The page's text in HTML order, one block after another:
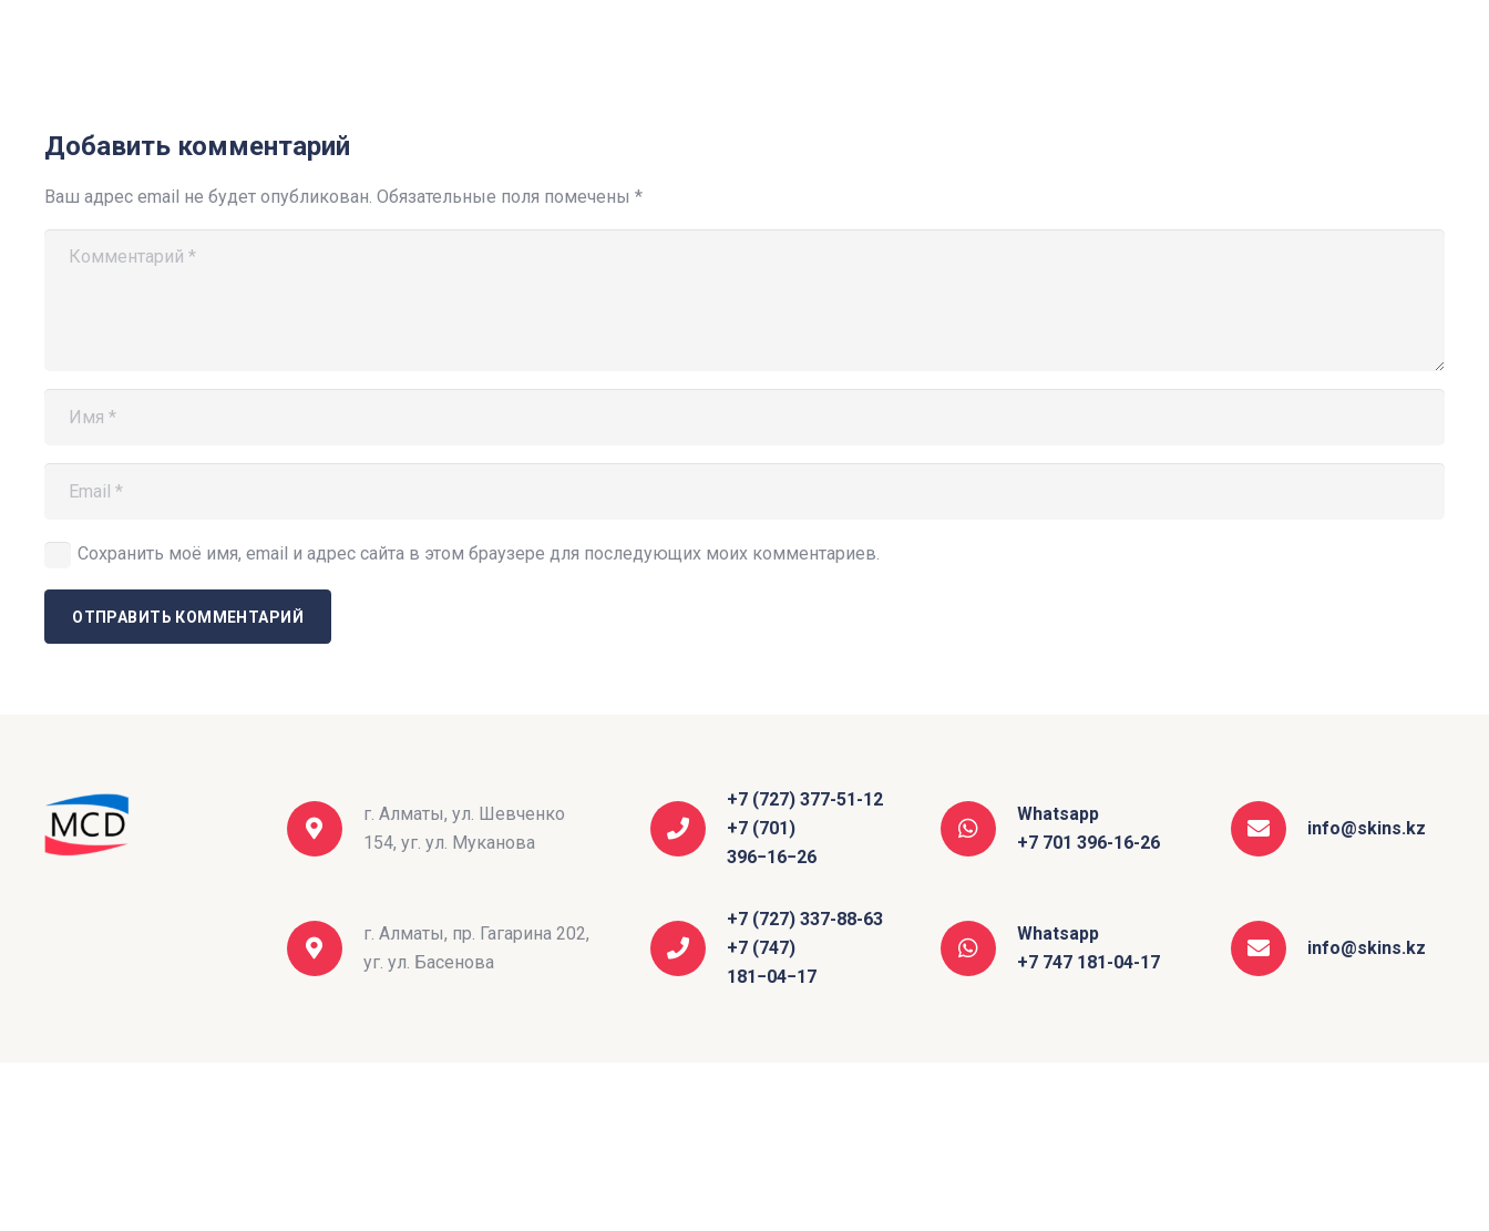
Добавить комментарий
Ваш адрес email не будет опубликован. Обязательные поля помечены *
Сохранить моё имя, email и адрес сайта в этом браузере для последующих моих комментариев.
ОТПРАВИТЬ КОММЕНТАРИЙ
г. Алматы, ул. Шевченко
154, уг. ул. Муканова
+7 (727) 377-51-12
+7 (701)
396−16−26
Whatsapp
+7 701 396-16-26
info@skins.kz
г. Алматы, пр. Гагарина 202,
уг. ул. Басенова
+7 (727) 337-88-63
+7 (747)
181−04−17
Whatsapp
+7 747 181-04-17
info@skins.kz